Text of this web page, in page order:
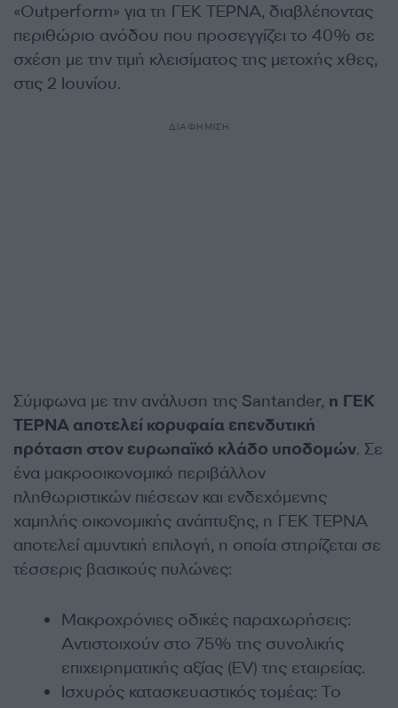
«Outperform» για τη ΓΕΚ ΤΕΡΝΑ, διαβλέποντας
περιθώριο ανόδου που προσεγγίζει το 40% σε
σχέση με την τιμή κλεισίματος της μετοχής χθες,
στις 2 Ιουνίου.
ΔΙΑΦΗΜΙΣΗ
Σύμφωνα με την ανάλυση της Santander, η ΓΕΚ
ΤΕΡΝΑ αποτελεί κορυφαία επενδυτική
πρόταση στον ευρωπαϊκό κλάδο υποδομών. Σε
ένα μακροοικονομικό περιβάλλον
πληθωριστικών πιέσεων και ενδεχόμενης
χαμηλής οικονομικής ανάπτυξης, η ΓΕΚ ΤΕΡΝΑ
αποτελεί αμυντική επιλογή, η οποία στηρίζεται σε
τέσσερις βασικούς πυλώνες:
Μακροχρόνιες οδικές παραχωρήσεις:
Αντιστοιχούν στο 75% της συνολικής
επιχειρηματικής αξίας (EV) της εταιρείας.
Ισχυρός κατασκευαστικός τομέας: Το